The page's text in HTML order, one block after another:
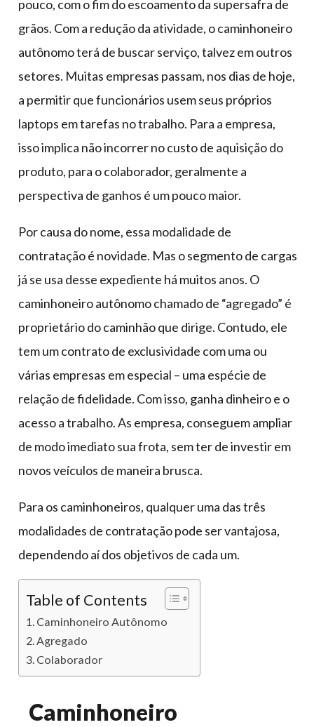
pouco, com o fim do escoamento da supersafra de
grãos. Com a redução da atividade, o caminhoneiro
autônomo terá de buscar serviço, talvez em outros
setores. Muitas empresas passam, nos dias de hoje,
a permitir que funcionários usem seus próprios
laptops em tarefas no trabalho. Para a empresa,
isso implica não incorrer no custo de aquisição do
produto, para o colaborador, geralmente a
perspectiva de ganhos é um pouco maior.
Por causa do nome, essa modalidade de
contratação é novidade. Mas o segmento de cargas
já se usa desse expediente há muitos anos. O
caminhoneiro autônomo chamado de “agregado” é
proprietário do caminhão que dirige. Contudo, ele
tem um contrato de exclusividade com uma ou
várias empresas em especial – uma espécie de
relação de fidelidade. Com isso, ganha dinheiro e o
acesso a trabalho. As empresa, conseguem ampliar
de modo imediato sua frota, sem ter de investir em
novos veículos de maneira brusca.
Para os caminhoneiros, qualquer uma das três
modalidades de contratação pode ser vantajosa,
dependendo aí dos objetivos de cada um.
Table of Contents
Caminhoneiro Autônomo
Agregado
Colaborador
Caminhoneiro